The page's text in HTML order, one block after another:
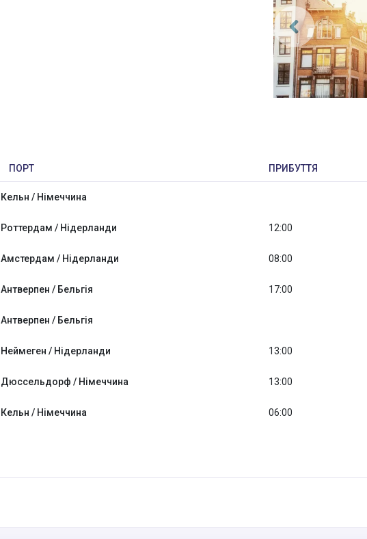
ПОРТ ПРИБУТТЯ
Кельн / Німеччина
Роттердам / Нідерланди 12:00
Амстердам / Нідерланди 08:00
Антверпен / Бельгія 17:00
Антверпен / Бельгія
Неймеген / Нідерланди 13:00
Дюссельдорф / Німеччина 13:00
Кельн / Німеччина 06:00